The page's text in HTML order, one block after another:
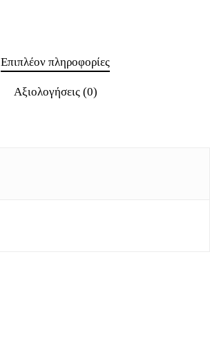
Επιπλέον πληροφορίες
Αξιολογήσεις (0)